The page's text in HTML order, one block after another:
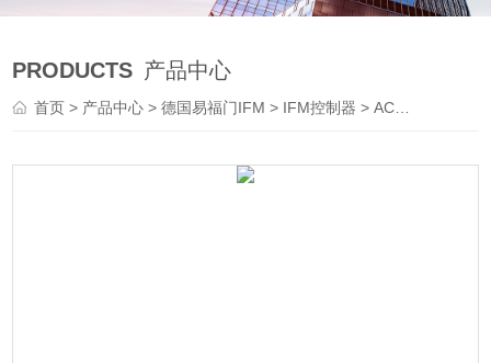
PRODUCTS 产品中心
首页> 产品中心 >德国易福门IFM > IFM控制器 > AC2616易福门IFM多功能模块报价